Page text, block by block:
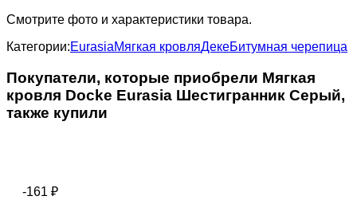
Смотрите фото и характеристики товара.
Категории:EurasiaМягкая кровляДекеБитумная черепица
Покупатели, которые приобрели Мягкая
кровля Docke Eurasia Шестигранник Серый,
также купили
-161 ₽